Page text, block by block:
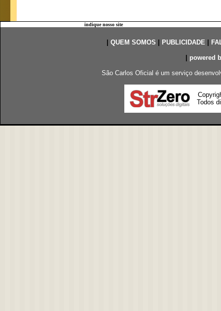
indique nosso site
QUEM SOMOS PUBLICIDADE|
powered
São Carlos Oficial é um serviço
Todos